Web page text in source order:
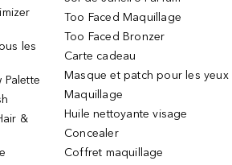
les
Palette
&
Too Faced Maquillage
Too Faced Bronzer
Carte cadeau
Masque et patch pour les yeux
Maquillage
Huile nettoyante visage
Concealer
Coffret maquillage